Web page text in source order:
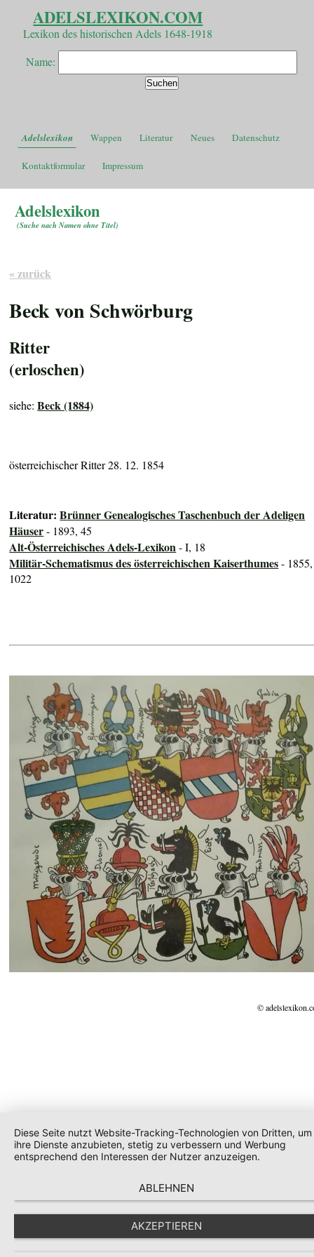
ADELSLEXIKON.COM
Lexikon des historischen Adels 1648-1918
Name:
Adelslexikon Wappen Literatur Neues Datenschutz
Kontaktformular Impressum
Adelslexikon
(Suche nach Namen ohne Titel)
« zurück
Beck von Schwörburg
Ritter
(erloschen)
siehe:Beck (1884)
österreichischer Ritter 28. 12. 1854
Literatur:Brünner Genealogisches Taschenbuch der Adeligen
Häuser- 1893, 45
Alt-Österreichisches Adels-Lexikon- I, 18
Militär-Schematismus des österreichischen Kaiserthumes- 1855,
1022
©
Diese Seite nutzt Website-Tracking-Technologien von Dritten, um
ihre Dienste anzubieten, stetig zu verbessern und Werbung
entsprechend den Interessen der Nutzer anzuzeigen.
ABLEHNEN
AKZEPTIEREN